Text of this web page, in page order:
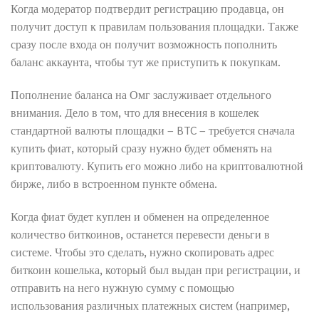
Когда модератор подтвердит регистрацию продавца, он
получит доступ к правилам пользования площадки. Также
сразу после входа он получит возможность пополнить
баланс аккаунта, чтобы тут же приступить к покупкам.
Пополнение баланса на Омг заслуживает отдельного
внимания. Дело в том, что для внесения в кошелек
стандартной валюты площадки – BTC – требуется сначала
купить фиат, который сразу нужно будет обменять на
криптовалюту. Купить его можно либо на криптовалютной
бирже, либо в встроенном пункте обмена.
Когда фиат будет куплен и обменен на определенное
количество биткоинов, останется перевести деньги в
системе. Чтобы это сделать, нужно скопировать адрес
биткоин кошелька, который был выдан при регистрации, и
отправить на него нужную сумму с помощью
использования различных платежных систем (например,